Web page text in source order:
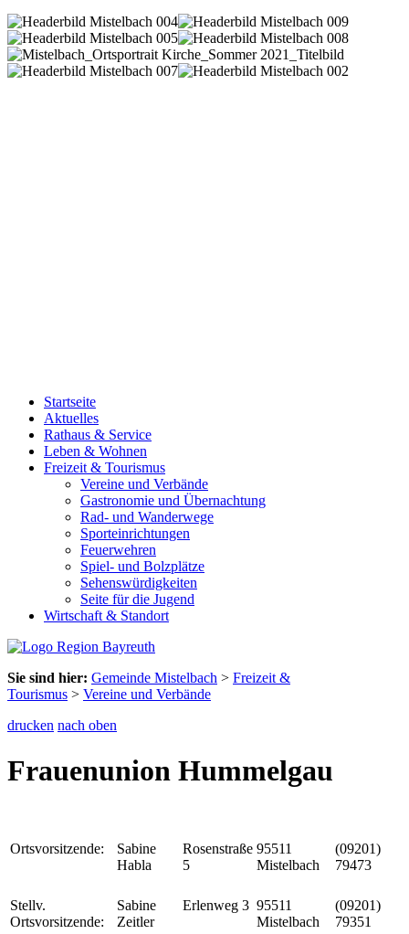
Startseite
Aktuelles
Rathaus & Service
Leben & Wohnen
Freizeit & Tourismus
Vereine und Verbände
Gastronomie und Übernachtung
Rad- und Wanderwege
Sporteinrichtungen
Feuerwehren
Spiel- und Bolzplätze
Sehenswürdigkeiten
Seite für die Jugend
Wirtschaft & Standort
Sie sind hier: Gemeinde Mistelbach > Freizeit &
Tourismus > Vereine und Verbände
drucken nach oben
Frauenunion Hummelgau
Ortsvorsitzende:
Sabine
Habla
Rosenstraße
5
95511
Mistelbach
(09201)
79473
Stellv.
Ortsvorsitzende:
Sabine
Zeitler
Erlenweg 3 95511
Mistelbach
(09201)
79351